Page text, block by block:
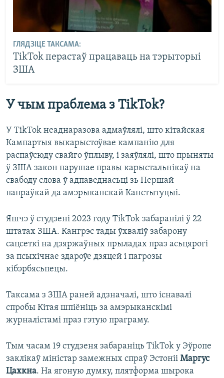
ГЛЯДЗІЦЕ ТАКСАМА:
TikTok перастаў працаваць на тэрыторыі
ЗША
У чым праблема з TikTok?
У TikTok неаднаразова адмаўлялі, што кітайская
Кампартыя выкарыстоўвае кампанію для
распаўсюду свайго ўплыву, і заяўлялі, што прыняты
ў ЗША закон парушае правы карыстальнікаў на
свабоду слова ў адпаведнасьці зь Першай
папраўкай да амэрыканскай Канстытуцыі.
Яшчэ ў студзені 2023 году TikTok забаранілі ў 22
штатах ЗША. Кангрэс тады ўхваліў забарону
сацсеткі на дзяржаўных прыладах праз асьцярогі
за псыхічнае здароўе дзяцей і пагрозы
кібэрбясьпецы.
Таксама з ЗША раней адзначалі, што існавалі
спробы Кітая шпіёніць за амэрыканскімі
журналістамі праз гэтую праграму.
Тым часам 19 студзеня забараніць TikTok у Эўропе
заклікаў міністар замежных спраў Эстоніі Маргус
Цахкна. На ягоную думку, плятформа шырока